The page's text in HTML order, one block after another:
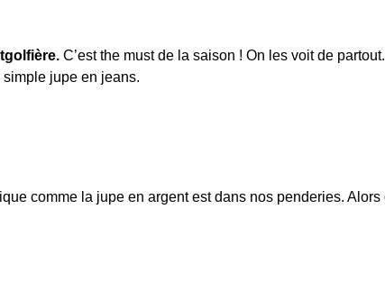
C’est the must de la saison ! On les voit de
simple jupe en jeans.
comme la jupe en argent est dans nos penderies.